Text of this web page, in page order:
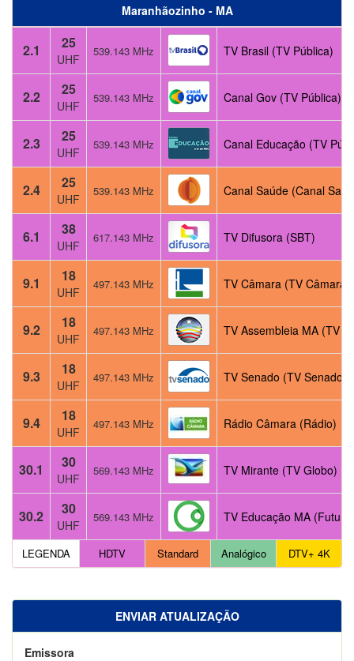
Maranhãozinho - MA
2.1 25
UHF
539.143 MHz TV Brasil (TV Pública)
2.2 25
UHF
539.143 MHz Canal Gov (TV Pública)
2.3 25
UHF
539.143 MHz Canal Educação (TV
2.4 25
UHF
539.143 MHz Canal Saúde (Canal
6.1 38
UHF
617.143 MHz TV Difusora (SBT)
9.1 18
UHF
497.143 MHz TV Câmara (TV Câmara)
9.2 18
UHF
497.143 MHz TV Assembleia MA (TV
9.3 18
UHF
497.143 MHz TV Senado (TV Senado)
9.4 18
UHF
497.143 MHz Rádio Câmara (Rádio)
30.1 30
UHF
569.143 MHz TV Mirante (TV Globo)
30.2 30
UHF
569.143 MHz TV Educação MA (Futura)
LEGENDA HDTV Standard Analógico DTV+ 4K
ENVIAR ATUALIZAÇÃO
Emissora